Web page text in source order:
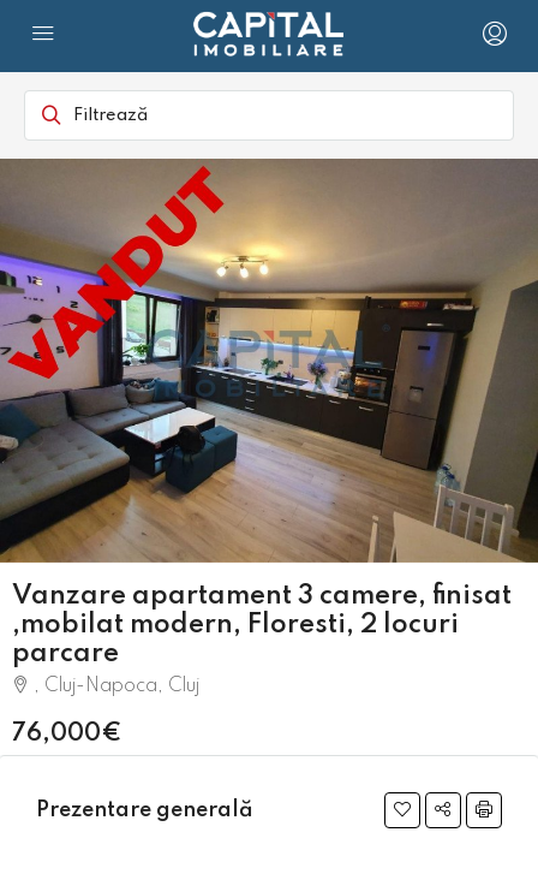
Vanzare apartament 3 camere, finisat
,mobilat modern, Floresti, 2 locuri
parcare
, Cluj-Napoca, Cluj
76,000€
Prezentare generală